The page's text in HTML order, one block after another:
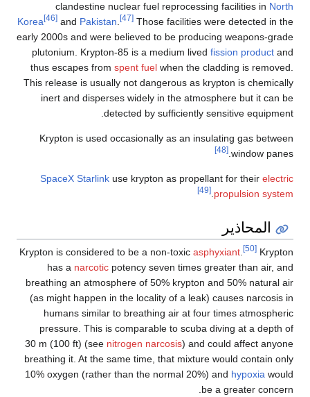
clandestine nuclear fuel reprocessing facilities in North
Korea
[46] and Pakistan [47] Those facilities were detected in the
early 2000s and were believed to be producing weapons-grade
plutonium. Krypton-85 is a medium lived fission product and
thus escapes from spent fuel when the cladding is removed.
This release is usually not dangerous as krypton is chemically
inert and disperses widely in the atmosphere but it can be
detected by sufficiently sensitive equipment.
Krypton is used occasionally as an insulating gas between
window panes.
[48]
SpaceX Starlink use krypton as propellant for their electric
propulsion system
[49]
المحاذير
Krypton is considered to be a non-toxic asphyxiant. [50] Krypton
has a narcotic potency seven times greater than air, and
breathing an atmosphere of 50% krypton and 50% natural air
(as might happen in the locality of a leak) causes narcosis in
humans similar to breathing air at four times atmospheric
pressure. This is comparable to scuba diving at a depth of
30 m (100 ft) (see nitrogen narcosis) and could affect anyone
breathing it. At the same time, that mixture would contain only
10% oxygen (rather than the normal 20%) and hypoxia would
be a greater concern.